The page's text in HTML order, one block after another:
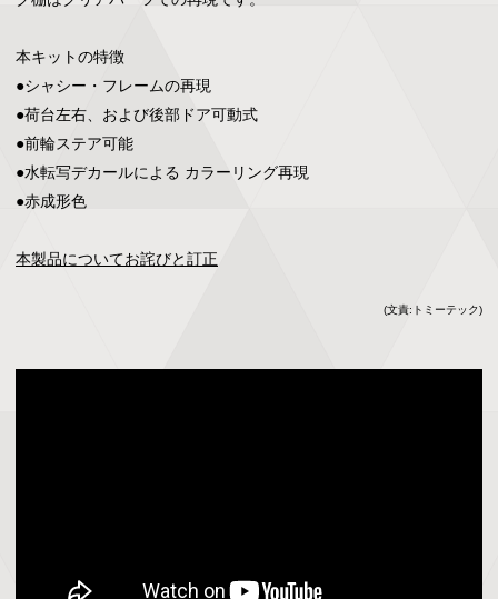
本キットの特徴
●シャシー・フレームの再現
●荷台左右、および後部ドア可動式
●前輪ステア可能
●水転写デカールによる カラーリング再現
●赤成形色
本製品についてお詫びと訂正
(文責:トミーテック)